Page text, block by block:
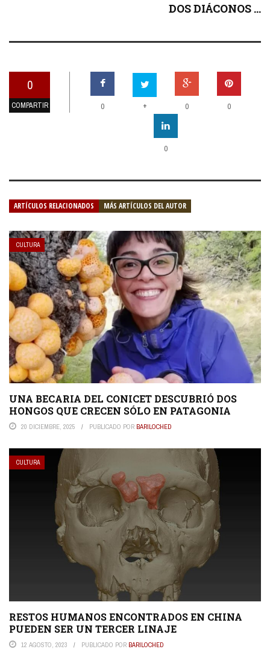
DOS DIÁCONOS ...
0
COMPARTIR 0 + 0 0
0
ARTÍCULOS RELACIONADOS MÁS ARTÍCULOS DEL AUTOR
CULTURA
UNA BECARIA DEL CONICET DESCUBRIÓ DOS
HONGOS QUE CRECEN SÓLO EN PATAGONIA
20 DICIEMBRE, 2025 PUBLICADO POR BARILOCHED
CULTURA
RESTOS HUMANOS ENCONTRADOS EN CHINA
PUEDEN SER UN TERCER LINAJE
12 AGOSTO, 2023 PUBLICADO POR BARILOCHED